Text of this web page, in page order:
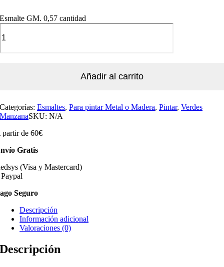
Esmalte GM. 0,57 cantidad
Añadir al carrito
Categorías:Esmaltes,Para pintar Metal o Madera,Pintar,Verdes
ManzanaSKU:N/A
partir de 60€
Gratis
(Visa y Mastercard)
Seguro
Descripción
Información adicional
Valoraciones (0)
Descripción